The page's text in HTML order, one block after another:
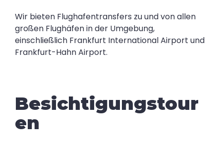
Wir bieten Flughafentransfers zu und von allen
großen Flughäfen in der Umgebung,
einschließlich Frankfurt International Airport und
Frankfurt-Hahn Airport.
Besichtigungstour
en